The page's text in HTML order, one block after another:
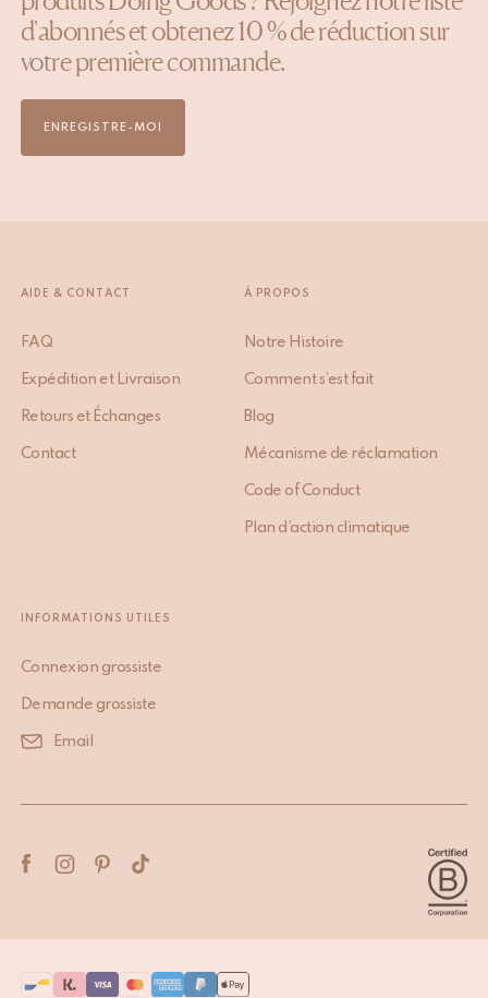
d'abonnés et obtenez 10 % de réduction sur
votre première commande.
ENREGISTRE-MOI
AIDE & CONTACT
FAQ
Expédition et Livraison
Retours et Échanges
Contact
À PROPOS
Notre Histoire
Comment s’est fait
Blog
Mécanisme de réclamation
Code of Conduct
Plan d’action climatique
INFORMATIONS UTILES
Connexion grossiste
Demande grossiste
Email